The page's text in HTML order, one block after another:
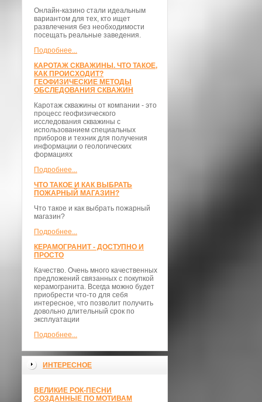
Онлайн-казино стали идеальным
вариантом для тех, кто ищет
развлечения без необходимости
посещать реальные заведения.
Подробнее...
КАРОТАЖ СКВАЖИНЫ. ЧТО ТАКОЕ,
КАК ПРОИСХОДИТ?
ГЕОФИЗИЧЕСКИЕ МЕТОДЫ
ОБСЛЕДОВАНИЯ СКВАЖИН
Каротаж скважины от компании - это
процесс геофизического
исследования скважины с
использованием специальных
приборов и техник для получения
информации о геологических
формациях
Подробнее...
ЧТО ТАКОЕ И КАК ВЫБРАТЬ
ПОЖАРНЫЙ МАГАЗИН?
Что такое и как выбрать пожарный
магазин?
Подробнее...
КЕРАМОГРАНИТ - ДОСТУПНО И
ПРОСТО
Качество. Очень много качественных
предложений связанных с покупкой
керамогранита. Всегда можно будет
приобрести что-то для себя
интересное, что позволит получить
довольно длительный срок по
эксплуатации
Подробнее...
ИНТЕРЕСНОЕ
ВЕЛИКИЕ РОК-ПЕСНИ
СОЗДАННЫЕ ПО МОТИВАМ